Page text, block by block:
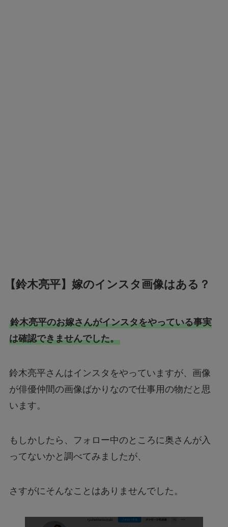
【鈴木亮平】嫁のインスタ画像はある？
鈴木亮平のお嫁さんがインスタをやっている事実
は確認できませんでした。
鈴木亮平さんはインスタをやっていますが、画像
が俳優仲間の画像ばかりなので仕事用の物だと思
います。
もしかしたら、フォロー中のところに奥さんが入
ってないかと調べてみましたが、
さすがにそんなことはありませんでした。